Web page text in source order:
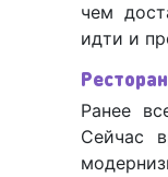
чем
идти и
Ранее
Сейчас